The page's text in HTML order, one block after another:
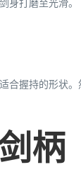
身打磨至光滑。
合握持的形状
柄